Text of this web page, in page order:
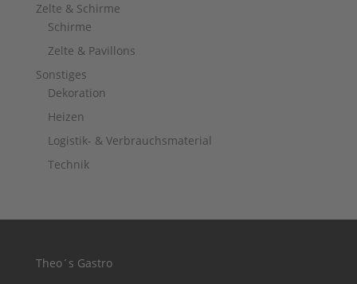
Zelte & Schirme
Schirme
Zelte & Pavillons
Sonstiges
Dekoration
Heizen
Logistik- & Verbrauchsmaterial
Technik
Theo´s Gastro